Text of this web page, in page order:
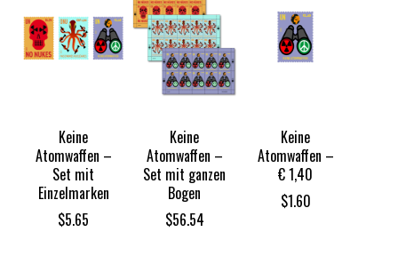
Keine
Atomwaffen –
Set mit
Einzelmarken
$5.65
Keine
Atomwaffen –
Set mit ganzen
Bogen
$56.54
Keine
Atomwaffen –
€ 1,40
$1.60